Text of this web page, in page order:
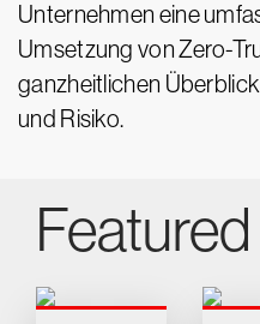
Unternehmen eine
Umsetzung von Zero-
ganzheitlichen
und Risiko.